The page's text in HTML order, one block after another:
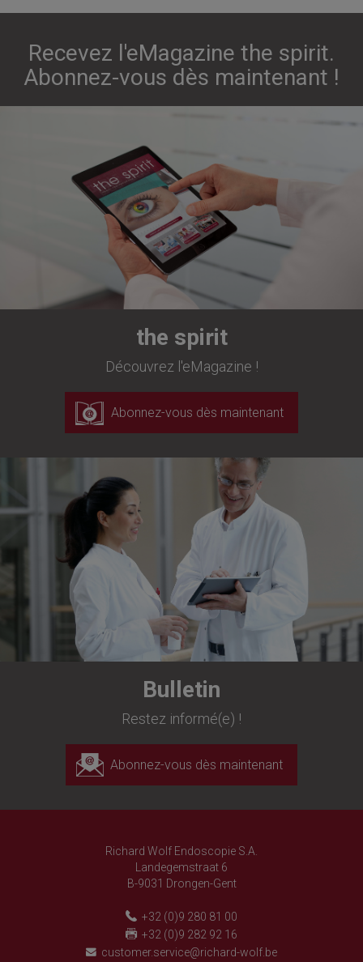
Recevez l'eMagazine the spirit.
Abonnez-vous dès maintenant !
the spirit
Découvrez l'eMagazine !
Abonnez-vous dès maintenant
Bulletin
Restez informé(e) !
Abonnez-vous dès maintenant
Richard Wolf Endoscopie S.A.
Landegemstraat 6
B-9031 Drongen-Gent
+32 (0)9 280 81 00
+32 (0)9 282 92 16
customer.service@richard-wolf.be